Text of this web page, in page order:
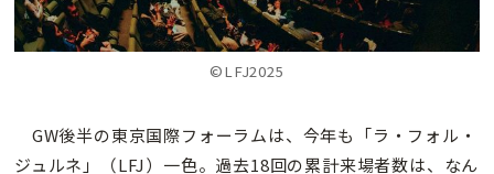
©LFJ2025
GW後半の東京国際フォーラムは、今年も「ラ・フォル・
ジュルネ」（LFJ）一色。過去18回の累計来場者数は、なん